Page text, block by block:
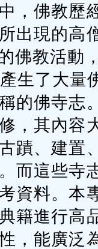
，佛教歷
出現的高
佛教活動
生了大量
的佛寺志
，其內容
蹟、建置
而這些寺
資料。本
籍進行高
，能廣泛